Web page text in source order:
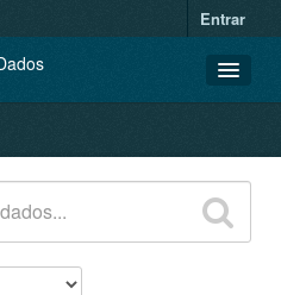
Entrar